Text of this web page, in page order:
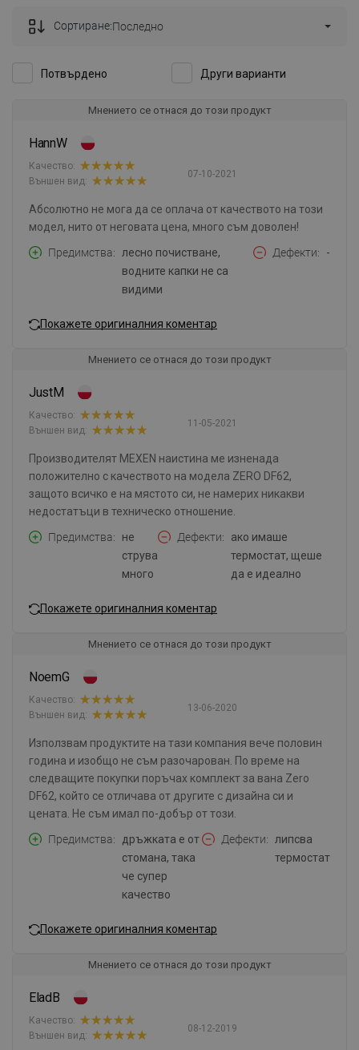
Потвърдено Други варианти
Сортиране:Последно
Мнението се отнася до този продукт
HannW
07-10-2021
Качество:
Външен вид:
Абсолютно не мога да се оплача от качеството на този
модел, нито от неговата цена, много съм доволен!
Предимства
лесно почистване,
водните капки не са
видими
Дефекти -
Покажете оригиналния коментар
Мнението се отнася до този продукт
JustM
11-05-2021
Качество:
Външен вид:
Производителят MEXEN наистина ме изненада
положително с качеството на модела ZERO DF62,
защото всичко е на мястото си, не намерих никакви
недостатъци в техническо отношение.
Предимства
не
струва
много
Дефекти
ако имаше
термостат, щеше
да е идеално
Покажете оригиналния коментар
Мнението се отнася до този продукт
NoemG
13-06-2020
Качество:
Външен вид:
Използвам продуктите на тази компания вече половин
година и изобщо не съм разочарован. По време на
следващите покупки поръчах комплект за вана Zero
DF62, който се отличава от другите с дизайна си и
цената. Не съм имал по-добър от този.
Предимства
дръжката е от
стомана, така
че супер
качество
Дефекти
липсва
термостат
Покажете оригиналния коментар
Мнението се отнася до този продукт
EladB
08-12-2019
Качество:
Външен вид: